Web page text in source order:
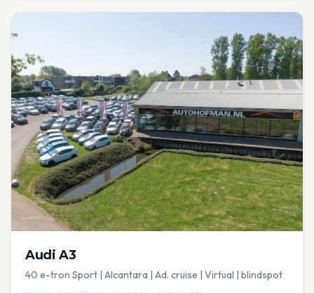
Audi A3
40 e-tron Sport | Alcantara | Ad. cruise | Virtual | blindspot